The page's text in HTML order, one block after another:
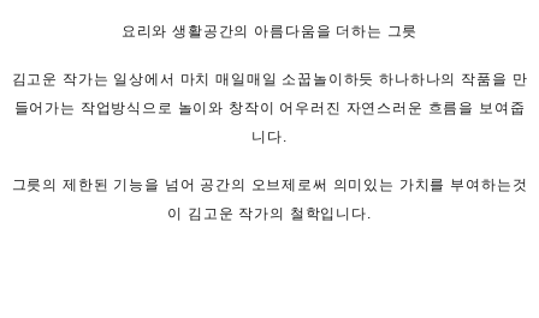
요리와 생활공간의 아름다움을 더하는 그릇
김고운 작가는 일상에서 마치 매일매일 소꿉놀이하듯 하나하나의 작품을 만
들어가는 작업방식으로 놀이와 창작이 어우러진 자연스러운 흐름을 보여줍
니다.
그릇의 제한된 기능을 넘어 공간의 오브제로써 의미있는 가치를 부여하는것
이 김고운 작가의 철학입니다.